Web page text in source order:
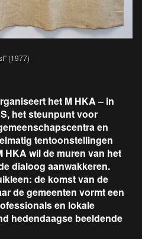
(1977)
het M HKA – in
het steunpunt voor
en
tentoonstellingen
HKA wil de muren van het
dialoog aanwakkeren.
de komst van de
de gemeenten vormt een
en lokale
hedendaagse beeldende